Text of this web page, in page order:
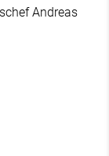
Andreas